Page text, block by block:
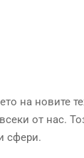
на новите
от нас.
сфери.